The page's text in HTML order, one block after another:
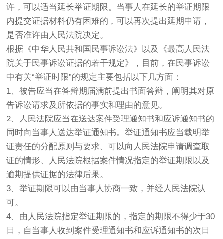
许，可以适当延长举证期限。当事人在延长的举证期限
内提交证据材料仍有困难的，可以再次提出延期申请，
是否准许由人民法院决定。
根据《中华人民共和国民事诉讼法》以及《最高人民法
院关于民事诉讼证据的若干规定》，目前，在民事诉讼
中有关“举证时限”的规定主要包括以下几方面：
1、被告应当在答辩期届满前提出书面答辩，阐明其对原
告诉讼请求及所依据的事实和理由的意见。
2、人民法院应当在送达案件受理通知书和应诉通知书的
同时向当事人送达举证通知书。举证通知书应当载明举
证责任的分配原则与要求、可以向人民法院申请调查取
证的情形、人民法院根据案件情况指定的举证期限以及
逾期提供证据的法律后果。
3、举证期限可以由当事人协商一致，并经人民法院认
可。
4、由人民法院指定举证期限的，指定的期限不得少于30
日，自当事人收到案件受理通知书和应诉通知书的次日